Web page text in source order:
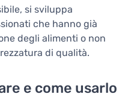
si sviluppa
che hanno già
degli alimenti o non
di qualità.
e come usarlo